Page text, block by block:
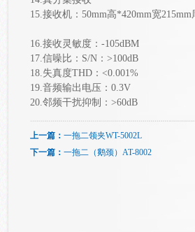
15.接收机：
16.接收灵敏度：-105dBM
17.信噪比：S/N：>100dB
18.失真度THD：<0.001%
19.音频输出电压：0.3V
20.邻频干扰抑制：>60dB
上一篇： 一拖二领夹WT-5002L
下一篇： 一拖二（鹅颈）AT-8002